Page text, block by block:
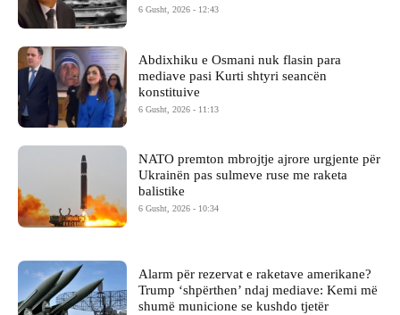
6 Gusht, 2026 - 12:43
Abdixhiku e Osmani nuk flasin para
mediave pasi Kurti shtyri seancën
konstituive
6 Gusht, 2026 - 11:13
NATO premton mbrojtje ajrore urgjente për
Ukrainën pas sulmeve ruse me raketa
balistike
6 Gusht, 2026 - 10:34
Alarm për rezervat e raketave amerikane?
Trump ‘shpërthen’ ndaj mediave: Kemi më
shumë municione se kushdo tjetër